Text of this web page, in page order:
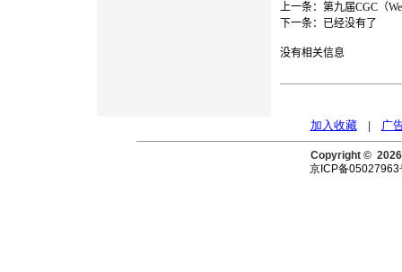
上一条： 第九届CGC（
下一条：已经没有了
没有相关信息